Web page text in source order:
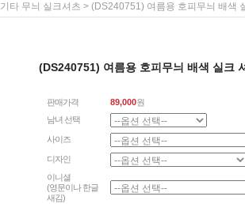
기타 무늬 실크셔츠 > (DS240751) 여름용 호피무늬 배색
(DS240751) 여름용 호피무늬 배색 실크
판매가격 89,000원
남녀 선택
사이즈
디자인
이니셜
(영문이나 한글
새김)